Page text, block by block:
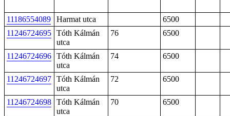
11186554089 Harmat utca
6500
11246724695 Tóth Kálmán
utca
76 6500
11246724696 Tóth Kálmán
utca
74 6500
11246724697 Tóth Kálmán
utca
72 6500
11246724698 Tóth Kálmán
utca
70 6500